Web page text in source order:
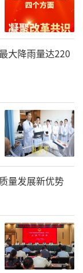
家协会第六届副
大降雨量达220
量发展新优势